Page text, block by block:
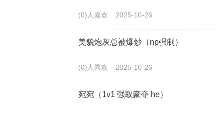
(0)人喜欢 2025-10-26
美貌炮灰总被爆炒（np强制）
(0)人喜欢 2025-10-26
宛宛（1v1 强取豪夺 he）